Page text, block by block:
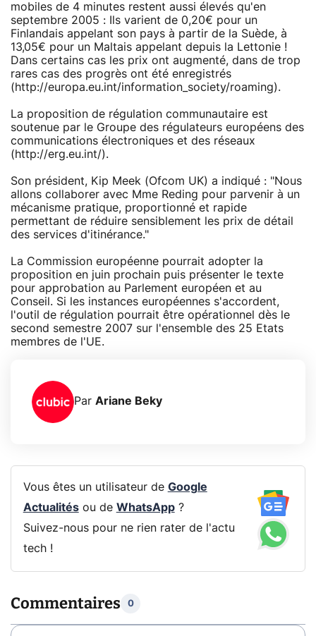
mobiles de 4 minutes restent aussi élevés qu'en
septembre 2005 : Ils varient de 0,20€ pour un
Finlandais appelant son pays à partir de la Suède, à
13,05€ pour un Maltais appelant depuis la Lettonie !
Dans certains cas les prix ont augmenté, dans de trop
rares cas des progrès ont été enregistrés
(http://europa.eu.int/information_society/roaming).
La proposition de régulation communautaire est
soutenue par le Groupe des régulateurs européens des
communications électroniques et des réseaux
(http://erg.eu.int/).
Son président, Kip Meek (Ofcom UK) a indiqué : "Nous
allons collaborer avec Mme Reding pour parvenir à un
mécanisme pratique, proportionné et rapide
permettant de réduire sensiblement les prix de détail
des services d'itinérance."
La Commission européenne pourrait adopter la
proposition en juin prochain puis présenter le texte
pour approbation au Parlement européen et au
Conseil. Si les instances européennes s'accordent,
l'outil de régulation pourrait être opérationnel dès le
second semestre 2007 sur l'ensemble des 25 Etats
membres de l'UE.
Par Ariane Beky
Vous êtes un utilisateur de Google
Actualitésou de WhatsApp?
Suivez-nous pour ne rien rater de l'actu
tech !
Commentaires 0